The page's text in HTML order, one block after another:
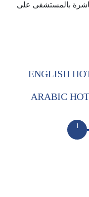
بالمستشفى على
ENGLISH
ARABIC
1